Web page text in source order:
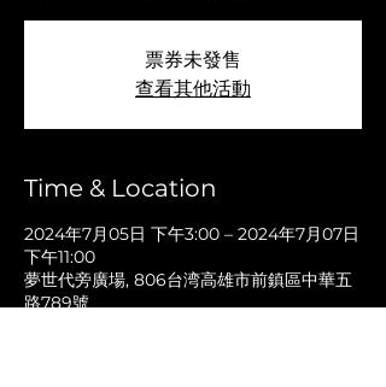
票券未發售
查看其他活動
Time & Location
2024年7月05日 下午3:00 – 2024年7月07日
下午11:00
夢世代旁廣場, 806台湾高雄市前鎮區中華五
路789號